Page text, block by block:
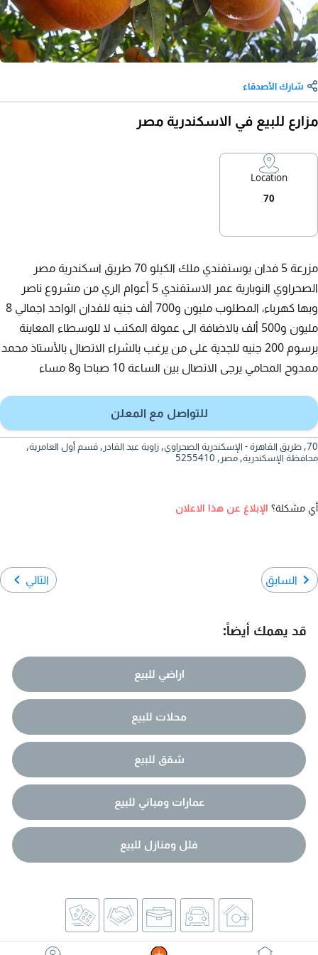
شارك الأصدقاء
مزارع للبيع في الاسكندرية مصر
Location
70
مزرعة 5 فدان يوستفندي ملك الكيلو 70 طريق اسكندرية مصر
الصحراوي النوبارية عمر الاستفندي 5 أعوام الري من مشروع ناصر
وبها كهرباء، المطلوب مليون و700 ألف جنيه للفدان الواحد اجمالي 8
مليون و500 ألف بالاضافة الى عمولة المكتب لا للوسطاء المعاينة
برسوم 200 جنيه للجدية على من يرغب بالشراء الاتصال بالأستاذ محمد
ممدوح المحامي يرجى الاتصال بين الساعة 10 صباحا و8 مساء
للتواصل مع المعلن
70, طريق القاهرة - الإسكندرية الصحراوي, زاوية عبد القادر, قسم أول العامرية,
محافظة الإسكندرية, مصر, 5255410
أي مشكلة؟ الإبلاغ عن هذا الاعلان
السابق التالي
قد يهمك أيضاً:
اراضي للبيع
محلات للبيع
شقق للبيع
عمارات ومباني للبيع
فلل ومنازل للبيع